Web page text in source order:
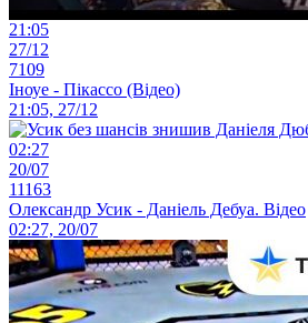
21:05
27/12
7109
Іноуе - Пікассо (Відео)
21:05, 27/12
02:27
20/07
11163
Олександр Усик - Даніель Дебуа. Відео
02:27, 20/07